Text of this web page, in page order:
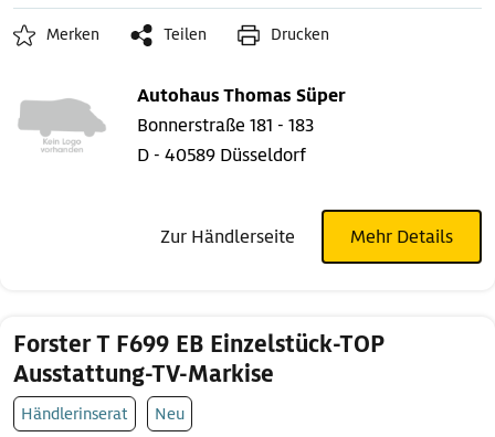
Merken Teilen Drucken
Autohaus Thomas Süper
Bonnerstraße 181 - 183
D - 40589 Düsseldorf
Zur Händlerseite Mehr Details
Forster T F699 EB Einzelstück-TOP
Ausstattung-TV-Markise
Händlerinserat Neu